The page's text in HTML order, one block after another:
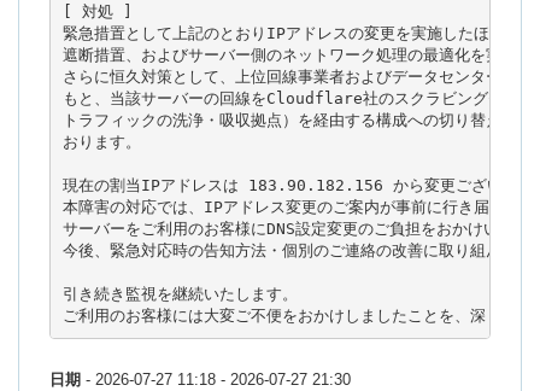
[ 対処 ]
緊急措置として上記のとおりIPアドレスの変更を実施したほか、攻
遮断措置、およびサーバー側のネットワーク処理の最適化を実施い
さらに恒久対策として、上位回線事業者およびデータセンター各社
もと、当該サーバーの回線をCloudflare社のスクラビングセンタ
トラフィックの洗浄・吸収拠点）を経由する構成への切り替えを完
おります。
現在の割当IPアドレスは 183.90.182.156 から変更ございませ
本障害の対応では、IPアドレス変更のご案内が事前に行き届かず、
サーバーをご利用のお客様にDNS設定変更のご負担をおかけいたし
今後、緊急対応時の告知方法・個別のご連絡の改善に取り組んでま
引き続き監視を継続いたします。
ご利用のお客様には大変ご不便をおかけしましたことを、深くお詫
日期 - 2026-07-27 11:18 - 2026-07-27 21:30